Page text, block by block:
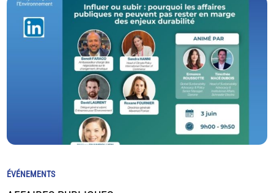
ÉVÉNEMENTS